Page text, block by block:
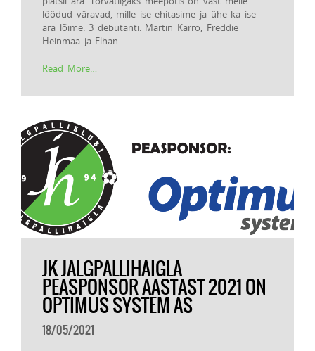
löödud väravad, mille ise ehitasime ja ühe ka ise
ära lõime. 3 debütanti: Martin Karro, Freddie
Heinmaa ja Elhan
Read More…
JK JALGPALLIHAIGLA
PEASPONSOR AASTAST 2021 ON
OPTIMUS SYSTEM AS
18/05/2021